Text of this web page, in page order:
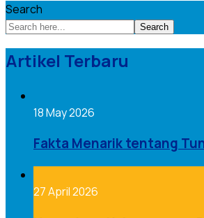
Search
Search
Artikel Terbaru
18 May 2026
Fakta Menarik tentang
27 April 2026